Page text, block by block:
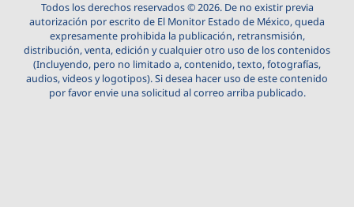
Todos los derechos reservados © 2026. De no existir previa
autorización por escrito de El Monitor Estado de México, queda
expresamente prohibida la publicación, retransmisión,
distribución, venta, edición y cualquier otro uso de los contenidos
(Incluyendo, pero no limitado a, contenido, texto, fotografías,
audios, videos y logotipos). Si desea hacer uso de este contenido
por favor envie una solicitud al correo arriba publicado.